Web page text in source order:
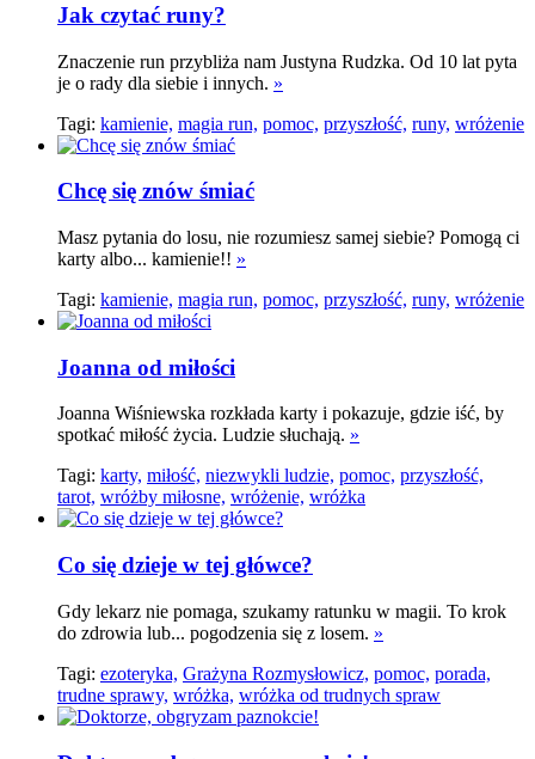
Jak czytać runy?
Znaczenie run przybliża nam Justyna Rudzka. Od 10 lat pyta
je o rady dla siebie i innych. »
Tagi: kamienie, magia run, pomoc, przyszłość, runy, wróżenie
Chcę się znów śmiać
Masz pytania do losu, nie rozumiesz samej siebie? Pomogą ci
karty albo... kamienie!! »
Tagi: kamienie, magia run, pomoc, przyszłość, runy, wróżenie
Joanna od miłości
Joanna Wiśniewska rozkłada karty i pokazuje, gdzie iść, by
spotkać miłość życia. Ludzie słuchają. »
Tagi: karty, miłość, niezwykli ludzie, pomoc, przyszłość,
tarot, wróżby miłosne, wróżenie, wróżka
Co się dzieje w tej główce?
Gdy lekarz nie pomaga, szukamy ratunku w magii. To krok
do zdrowia lub... pogodzenia się z losem. »
Tagi: ezoteryka, Grażyna Rozmysłowicz, pomoc, porada,
trudne sprawy, wróżka, wróżka od trudnych spraw